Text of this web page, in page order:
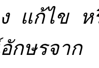
แก้ไข ห
กษรจาก